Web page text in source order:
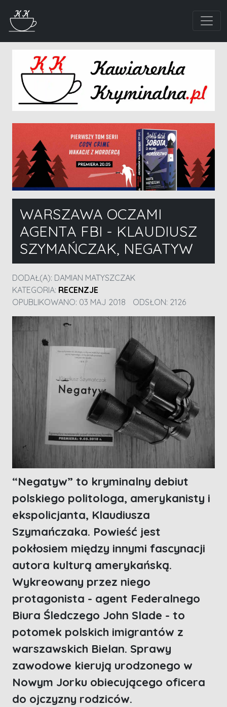
WARSZAWA OCZAMI
AGENTA FBI - KLAUDIUSZ
SZYMAŃCZAK, NEGATYW
DODAŁ(A): DAMIAN MATYSZCZAK
KATEGORIA: RECENZJE
OPUBLIKOWANO: 03 MAJ 2018
ODSŁON: 2126
“Negatyw” to kryminalny debiut
polskiego politologa, amerykanisty i
ekspolicjanta, Klaudiusza
Szymańczaka. Powieść jest
pokłosiem między innymi fascynacji
autora kulturą amerykańską.
Wykreowany przez niego
protagonista - agent Federalnego
Biura Śledczego John Slade - to
potomek polskich imigrantów z
warszawskich Bielan. Sprawy
zawodowe kierują urodzonego w
Nowym Jorku obiecującego oficera
do ojczyzny rodziców.